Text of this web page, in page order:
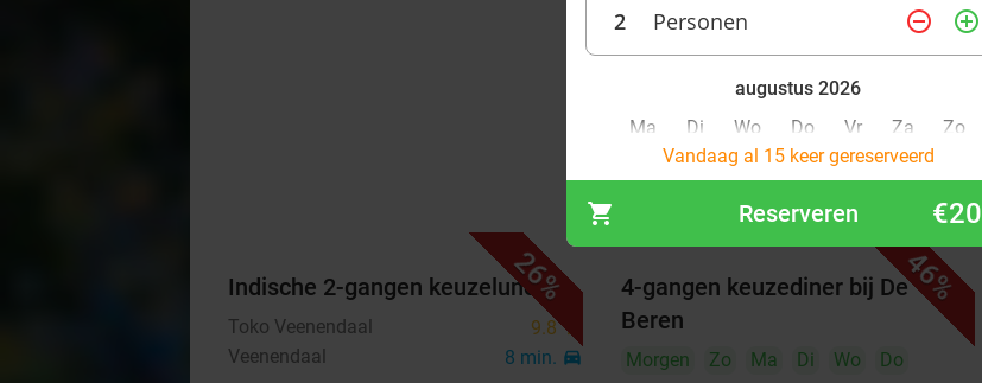
26%
Indische 2-gangen keuzelunch
Toko Veenendaal 9.8star
Veenendaal 8 min. directions_car
46%
4-gangen keuzediner bij De
Beren
Morgen Zo Ma Di Wo
Do
2 Personen remove_circle_outline add_circle_outline
augustus 2026
Ma
Di Wo Do Vr Za Zo
1 2
10 11 12 13 14 15 16
23
Vandaag al 15 keer gereserveerd
Reserveren €20